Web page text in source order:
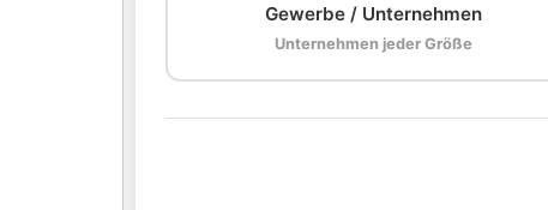
Gewerbe / Unternehmen
Unternehmen jeder Größe